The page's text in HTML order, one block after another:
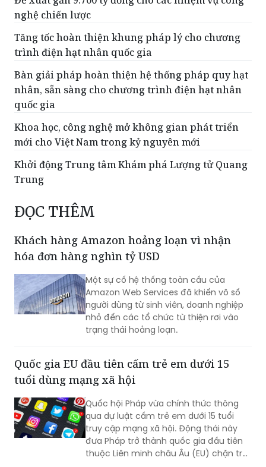
Tăng tốc hoàn thiện khung pháp lý cho chương
trình điện hạt nhân quốc gia
Bàn giải pháp hoàn thiện hệ thống pháp quy hạt
nhân, sẵn sàng cho chương trình điện hạt nhân
quốc gia
Khoa học, công nghệ mở không gian phát triển
mới cho Việt Nam trong kỷ nguyên mới
Khởi động Trung tâm Khám phá Lượng tử Quang
Trung
ĐỌC THÊM
Khách hàng Amazon hoảng loạn vì nhận
Một sự cố hệ thống toàn cầu của
Amazon Web Services đã khiến vô số
người dùng từ sinh viên, doanh nghiệp
nhỏ đến các tổ chức từ thiện rơi vào
trạng thái hoảng loạn.
Quốc gia EU đầu tiên cấm trẻ em dưới 15
Quốc hội Pháp vừa chính thức thông
qua dự luật cấm trẻ em dưới 15 tuổi
truy cập mạng xã hội. Động thái này
đưa Pháp trở thành quốc gia đầu tiên
thuộc Liên minh châu Âu (EU) chặn trẻ
em khỏi các ứng dụng như TikTok. Tổng
thống Emmanuel Macron coi đây là cải
cách trọng tâm trong nhiệm kỳ cuối và
Hoàn thiện thể chế, tăng tốc thực thi công